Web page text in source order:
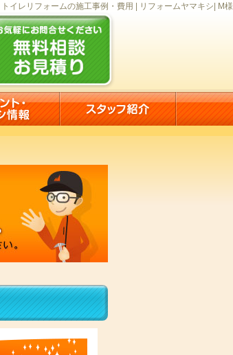
| トイレリフォームの施工事例・費用 | リフォームヤマキシ| M様